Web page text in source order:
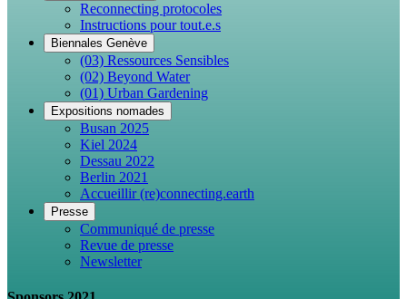
Reconnecting protocoles
Instructions pour tout.e.s
Biennales Genève
(03) Ressources Sensibles
(02) Beyond Water
(01) Urban Gardening
Expositions nomades
Busan 2025
Kiel 2024
Dessau 2022
Berlin 2021
Accueillir (re)connecting.earth
Presse
Communiqué de presse
Revue de presse
Newsletter